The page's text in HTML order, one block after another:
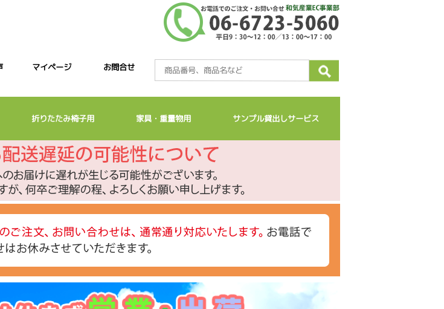
マイページ お問合せ
折りたたみ椅子用 家具・重量物用 サンプル貸出しサービス